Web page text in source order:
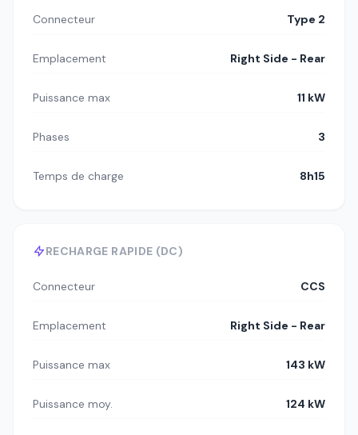
Connecteur Type 2
Emplacement Right Side - Rear
Puissance max 11 kW
Phases 3
Temps de charge 8h15
RECHARGE RAPIDE (DC)
Connecteur CCS
Emplacement Right Side - Rear
Puissance max 143 kW
Puissance moy. 124 kW